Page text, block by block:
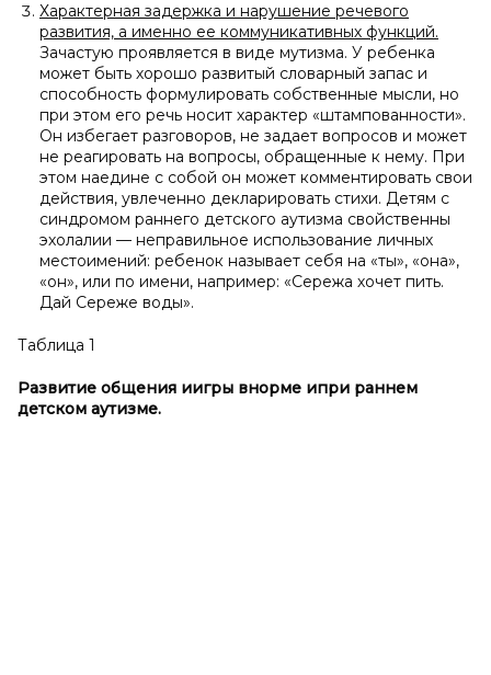
Характерная задержка и нарушение речевого
развития, а именно ее коммуникативных функций.
Зачастую проявляется в виде мутизма. У ребенка
может быть хорошо развитый словарный запас и
способность формулировать собственные мысли, но
при этом его речь носит характер «штампованности».
Он избегает разговоров, не задает вопросов и может
не реагировать на вопросы, обращенные к нему. При
этом наедине с собой он может комментировать свои
действия, увлеченно декларировать стихи. Детям с
синдромом раннего детского аутизма свойственны
эхолалии — неправильное использование личных
местоимений: ребенок называет себя на «ты», «она»,
«он», или по имени, например: «Сережа хочет пить.
Дай Сереже воды».
Таблица 1
Развитие общения иигры внорме ипри раннем
детском аутизме.